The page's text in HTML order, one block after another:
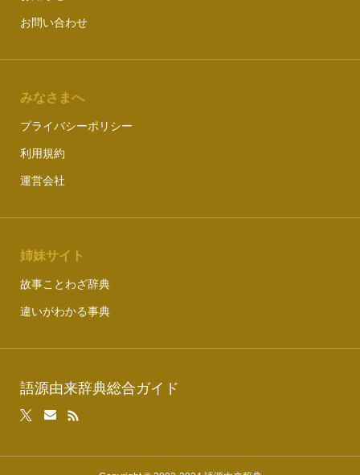
お問い合わせ
みなさまへ
プライバシーポリシー
利用規約
運営会社
姉妹サイト
故事ことわざ辞典
違いがわかる事典
語源由来辞典総合ガイド